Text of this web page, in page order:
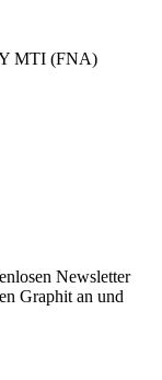
Newsletter
Graphit an und